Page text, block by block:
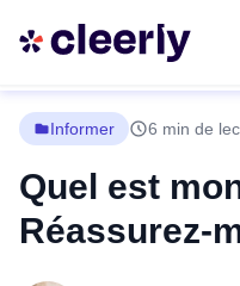
Informer 6 min de
Quel est
Réassurez-